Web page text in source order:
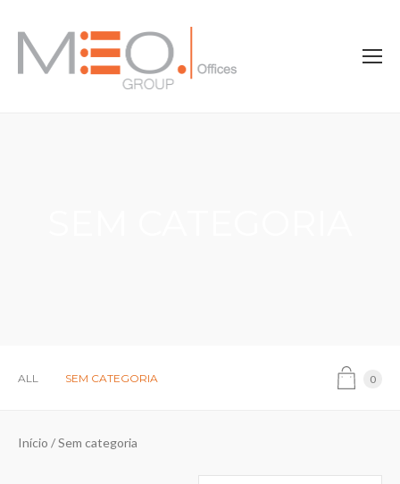
ALL SEM CATEGORIA 0
Início / Sem categoria